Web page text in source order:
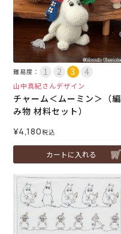
難易度：
山中真紀さんデザイン
チャーム＜ムーミン＞（編
み物 材料セット）
¥4,180税込
カートに入れる